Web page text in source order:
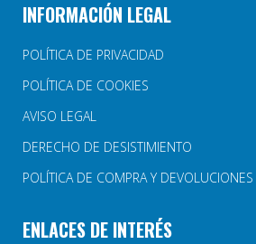
INFORMACIÓN LEGAL
POLÍTICA DE PRIVACIDAD
POLÍTICA DE COOKIES
AVISO LEGAL
DERECHO DE DESISTIMIENTO
POLÍTICA DE COMPRA Y DEVOLUCIONES
ENLACES DE INTERÉS